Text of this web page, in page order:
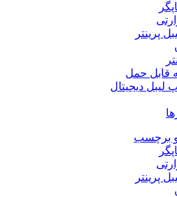
پرینتر
قابل حمل
لیبل دیجیتال
و برچسب
پرینتر